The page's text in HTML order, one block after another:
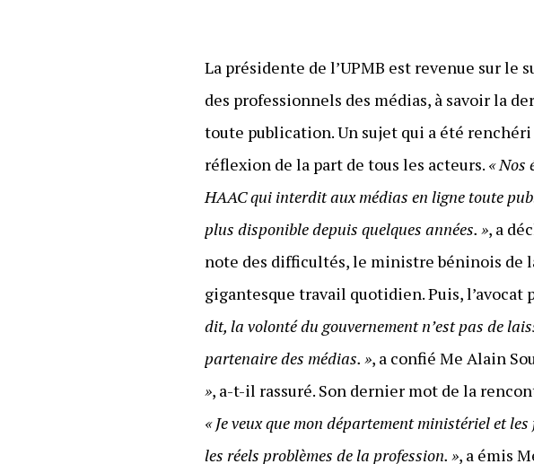
La présidente de l’UPMB est revenue sur le
des professionnels des médias, à savoir la
toute publication. Un sujet qui a été
réflexion de la part de tous les acteurs. « Nos
HAAC qui interdit aux médias en ligne toute
plus disponible depuis quelques années. », a
note des difficultés, le ministre béninois de
gigantesque travail quotidien. Puis,
dit, la volonté du gouvernement n’est pas de
partenaire des médias. », a confié Me Alain
», a-t-il rassuré. Son dernier mot de la
« Je veux que mon département ministériel et
les réels problèmes de la profession. », a émis